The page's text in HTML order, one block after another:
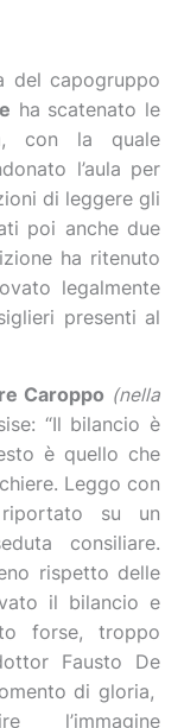
del capogruppo
ha scatenato le
con la quale
l’aula per
di leggere gli
poi anche due
ha ritenuto
legalmente
presenti al
Caroppo (nella
“Il bilancio è
è quello che
Leggo con
riportato su un
consiliare.
rispetto delle
il bilancio e
forse, troppo
Fausto De
di gloria,
l’immagine